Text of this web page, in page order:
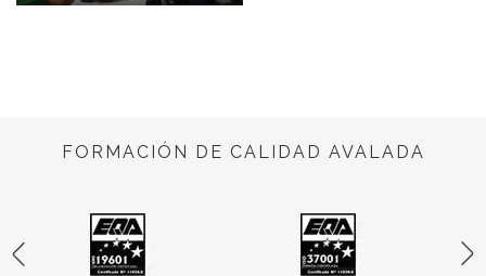
FORMACIÓN DE CALIDAD AVALADA